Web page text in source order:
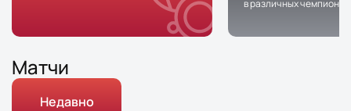
в различных
Матчи
Недавно